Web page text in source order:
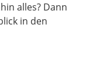
alles? Dann
in den